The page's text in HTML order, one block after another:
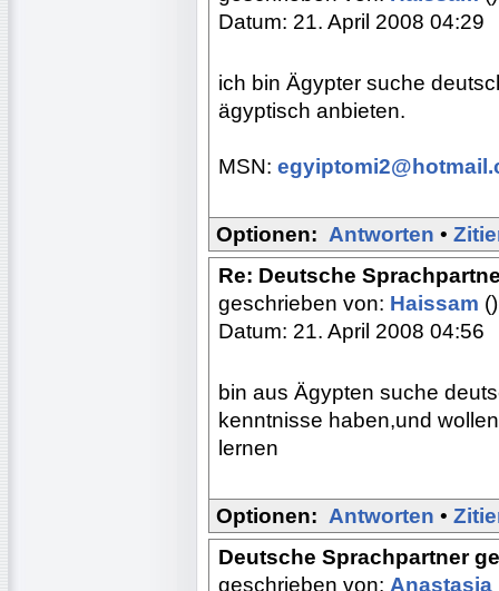
Datum: 21. April 2008 04:29
ich bin Ägypter suche
ägyptisch anbieten.
MSN:
Optionen: Antworten •
Re: Deutsche
geschrieben von: Haissam ()
Datum: 21. April 2008 04:56
bin aus Ägypten suche
kenntnisse haben,und
lernen
Optionen: Antworten •
Deutsche Sprachpartner
geschrieben von: